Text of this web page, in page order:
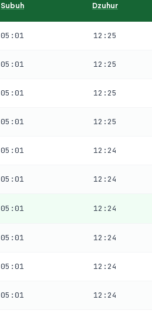
Subuh Dzuhur
05:01 12:25
05:01 12:25
05:01 12:25
05:01 12:25
05:01 12:24
05:01 12:24
05:01 12:24
05:01 12:24
05:01 12:24
05:01 12:24